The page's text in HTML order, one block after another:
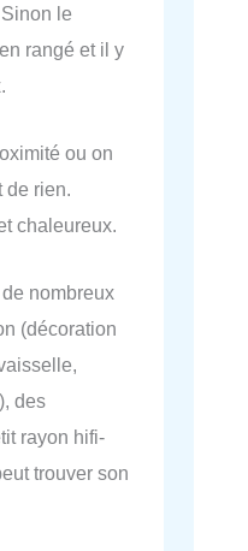
le
rangé et il y
ou on
de rien.
chaleureux.
nombreux
(décoration
des
rayon hifi-
trouver son